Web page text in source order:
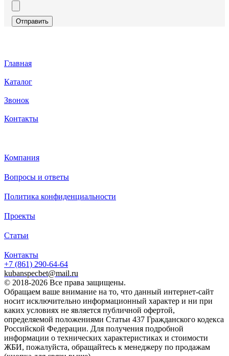
Лоток прикромочный — железобетонный элемент, который
технического сооружения, создавая нормальную среду для
Материал: тяжёлый бетон класса прочности на сжатие В30 и
каркасами с термическим упрочнением.
существенно продлевает срок службы готового изделия.
Для удобства подъёма: на блоке есть две строповочные петли.
Схема работы: вода с поверхности автодороги стекает к
либо по обе стороны проезжей части, далее по ним она
откосным лоткам и уже после этого в канавы и водоприёмные
Б 2-20-25
Отправить
Главная
Каталог
Звонок
Контакты
Компания
Вопросы и ответы
Политика конфиденциальности
Проекты
Статьи
Контакты
+7 (861) 290-64-64
kubanspecbet@mail.ru
© 2018-2026 Все права защищены.
Обращаем ваше внимание на то, что данный интернет-сайт
носит исключительно информационный характер и ни при
каких условиях не является публичной офертой,
определяемой положениями Статьи 437 Гражданского кодекса
Российской Федерации. Для получения подробной
информации о технических характеристиках и стоимости
ЖБИ, пожалуйста, обращайтесь к менеджеру по продажам